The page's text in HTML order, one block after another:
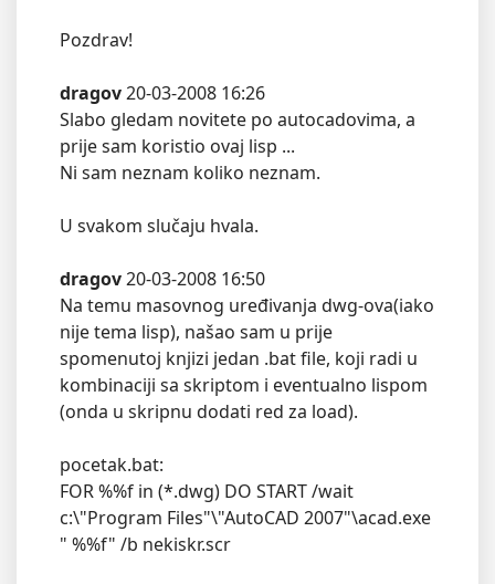
Pozdrav!
dragov20-03-2008 16:26
Slabo gledam novitete po autocadovima, a
prije sam koristio ovaj lisp ...
Ni sam neznam koliko neznam.
U svakom slučaju hvala.
dragov20-03-2008 16:50
Na temu masovnog uređivanja dwg-ova(iako
nije tema lisp), našao sam u prije
spomenutoj knjizi jedan .bat file, koji radi u
kombinaciji sa skriptom i eventualno lispom
(onda u skripnu dodati red za load).
pocetak.bat:
FOR %%f in (*.dwg) DO START /wait
c:\"Program Files"\"AutoCAD 2007"\acad.exe
" %%f" /b nekiskr.scr